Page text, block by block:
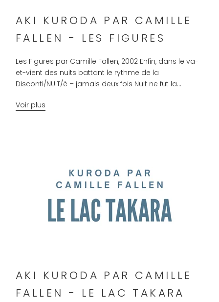
AKI KURODA PAR CAMILLE
FALLEN - LES FIGURES
Les Figures par Camille Fallen, 2002 Enfin, dans le va-
et-vient des nuits battant le rythme de la
Disconti/NUIT/é – jamais deux fois Nuit ne fut la...
Voir plus
AKI KURODA PAR CAMILLE
FALLEN - LE LAC TAKARA